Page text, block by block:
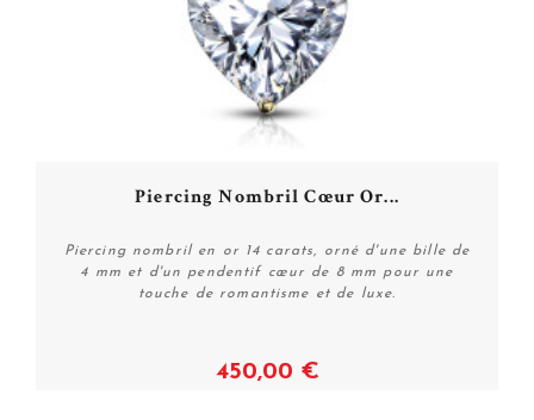
Voir
Piercing Nombril Cœur Or...
Piercing nombril en or 14 carats, orné d'une bille de
4 mm et d'un pendentif cœur de 8 mm pour une
touche de romantisme et de luxe.
450,00 €